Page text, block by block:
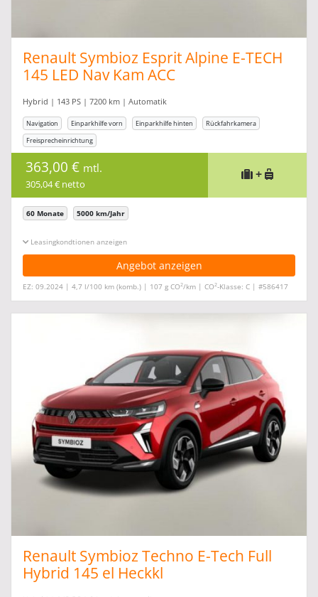
Renault Symbioz Esprit Alpine E-TECH
145 LED Nav Kam ACC
Hybrid | 143 PS | 7200 km | Automatik
Navigation Einparkhilfe vorn Einparkhilfe hinten
Rückfahrkamera
Freisprecheinrichtung
363,00 € mtl.
305,04 € netto
+
60 Monate 5000 km/Jahr
Leasingkonditionen ein-/ausblenden
Angebot anzeigen
EZ: 09.2024 | 4,7 l/100 km (komb.) | 107 g CO2/km | CO2-Klasse: C | #586417
Renault Symbioz Techno E-Tech Full
Hybrid 145 el Heckkl